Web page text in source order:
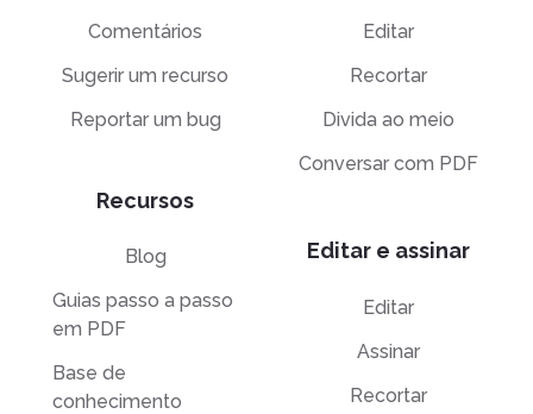
Comentários
Sugerir um recurso
Reportar um bug
Recursos
Blog
Guias passo a passo
em PDF
Base de
conhecimento
Editar
Recortar
Divida ao meio
Conversar com PDF
Editar e assinar
Editar
Assinar
Recortar